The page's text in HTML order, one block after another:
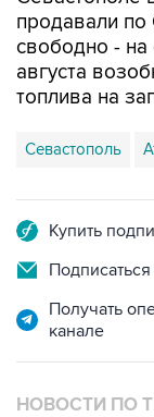
августа
топлива на
Севастополь
Подписаться
Получать
НОВОСТИ ПО
7 августа 10:02